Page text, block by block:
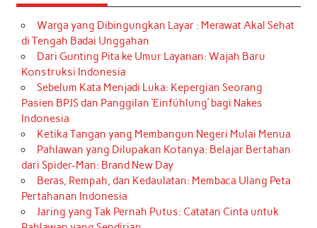
Warga yang Dibingungkan Layar : Merawat Akal Sehat
di Tengah Badai Unggahan
Dari Gunting Pita ke Umur Layanan: Wajah Baru
Konstruksi Indonesia
Sebelum Kata Menjadi Luka: Kepergian Seorang
Pasien BPJS dan Panggilan ‘Einfühlung’ bagi Nakes
Indonesia
Ketika Tangan yang Membangun Negeri Mulai Menua
Pahlawan yang Dilupakan Kotanya: Belajar Bertahan
dari Spider-Man: Brand New Day
Beras, Rempah, dan Kedaulatan: Membaca Ulang Peta
Pertahanan Indonesia
Jaring yang Tak Pernah Putus: Catatan Cinta untuk